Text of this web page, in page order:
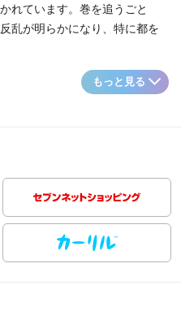
れています。巻を追うごと
乱が明らかになり、特に都を
もっと見る